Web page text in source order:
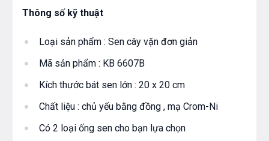
Thông số kỹ thuật
Loại sản phẩm : Sen cây vặn đơn giản
Mã sản phẩm : KB 6607B
Kích thước bát sen lớn : 20 x 20 cm
Chất liệu : chủ yếu bằng đồng , mạ Crom-Ni
Có 2 loại ống sen cho bạn lựa chọn